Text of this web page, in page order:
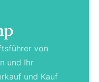
von
und Ihr
und Kauf